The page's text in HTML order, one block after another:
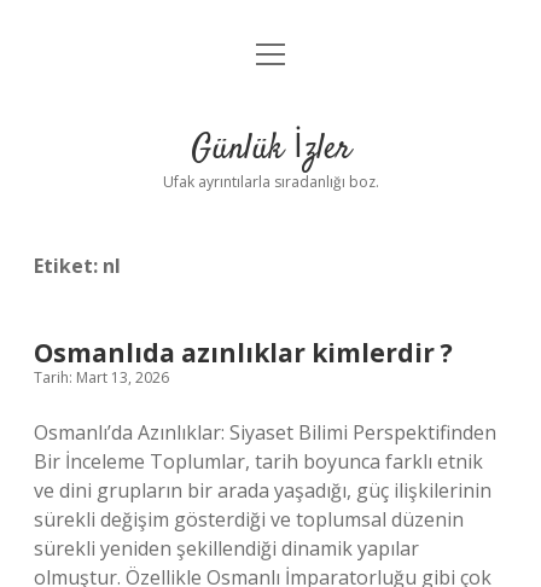
Anasayfa
Yasal Uyarı
menüyü
Günlük İzler
Ufak ayrıntılarla sıradanlığı boz.
Etiket: nl
Osmanlıda azınlıklar kimlerdir ?
Tarih: Mart 13, 2026
Osmanlı’da Azınlıklar: Siyaset Bilimi Perspektifinden
Bir İnceleme Toplumlar, tarih boyunca farklı etnik
ve dini grupların bir arada yaşadığı, güç ilişkilerinin
sürekli değişim gösterdiği ve toplumsal düzenin
sürekli yeniden şekillendiği dinamik yapılar
olmuştur. Özellikle Osmanlı İmparatorluğu gibi çok